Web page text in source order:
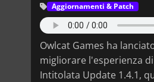
Aggiornamenti & Patch
Owlcat Games ha
migliorare l'esperienza
Intitolata Update 1.4.1,